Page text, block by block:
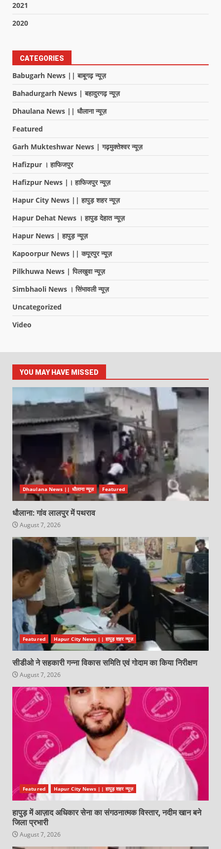
2021
2020
CATEGORIES
Babugarh News || बाबूगढ़ न्यूज़
Bahadurgarh News | बहादुरगढ़ न्यूज़
Dhaulana News || धौलाना न्यूज़
Featured
Garh Mukteshwar News | गढ़मुक्तेश्वर न्यूज़
Hafizpur । हाफिजपुर
Hafizpur News |। हाफिजपुर न्यूज़
Hapur City News || हापुड़ शहर न्यूज़
Hapur Dehat News । हापुड देहात न्यूज़
Hapur News | हापुड़ न्यूज़
Kapoorpur News || कपूरपुर न्यूज़
Pilkhuwa News | पिलखुवा न्यूज़
Simbhaoli News । सिंभावली न्यूज़
Uncategorized
Video
YOU MAY HAVE MISSED
Dhaulana News || धौलाना न्यूज़ Featured
धौलाना: गांव लालपुर में पथराव
August 7, 2026
Featured Hapur City News || हापुड़ शहर न्यूज़
सीडीओ ने सहकारी गन्ना विकास समिति एवं गोदाम का किया निरीक्षण
August 7, 2026
Featured Hapur City News || हापुड़ शहर न्यूज़
हापुड़ में आज़ाद अधिकार सेना का संगठनात्मक विस्तार, नदीम खान बने
जिला प्रभारी
August 7, 2026